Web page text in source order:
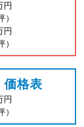
価格表